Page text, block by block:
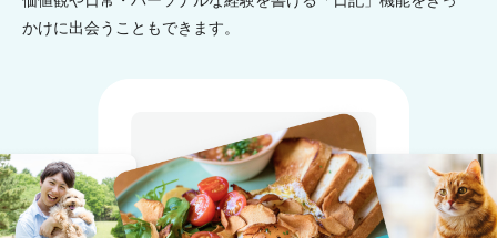
かけに出会うこともできます。